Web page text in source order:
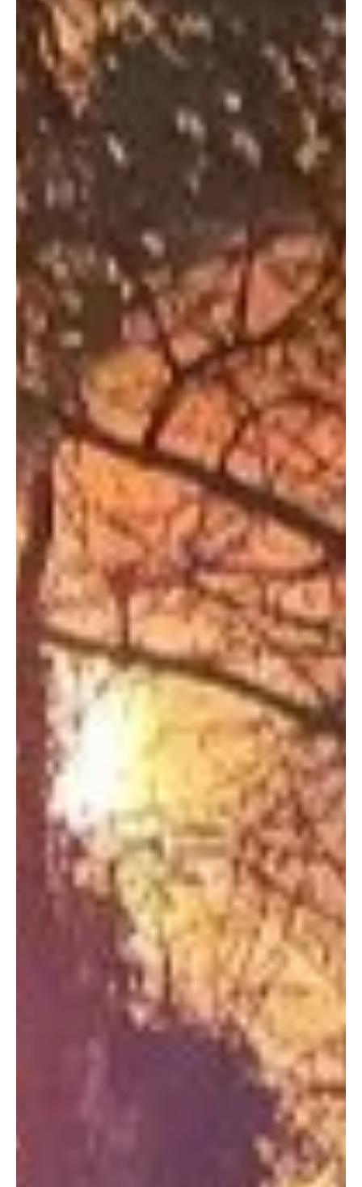
KAPO AG
5. Dez. 2024
KANTON AARGAU
Bergdietikon: Dunkelheit, dichter Nebel -
Frontalkollision auf enger Strasse
Am frühen Morgen kollidierten in Bergdietikon zwei Autos
frontal miteinander. Beide Fahrzeuglenkenden wurden mit
Ambulanzen zur Kontrolle...